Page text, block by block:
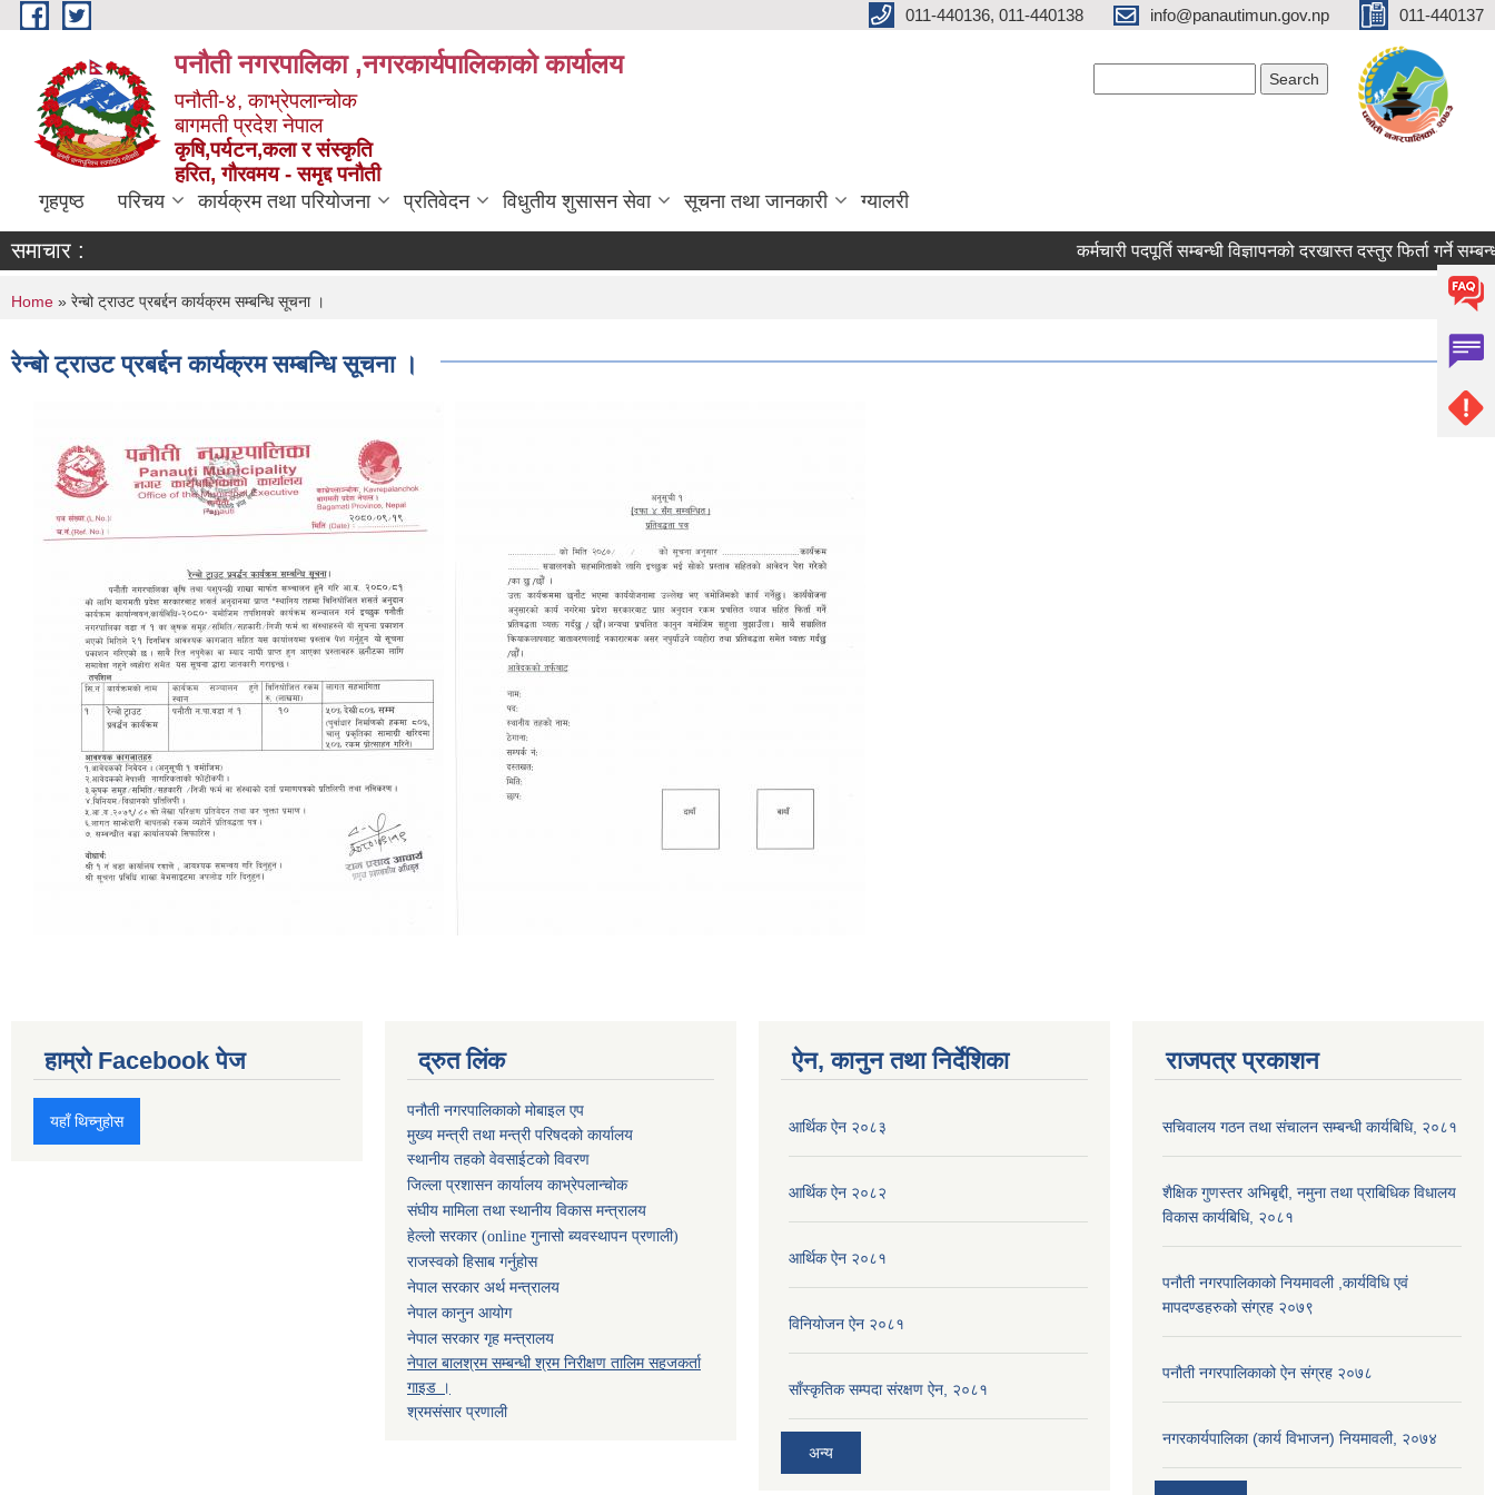
Skip to main content 011-440136, 011-440138 info@panautimun.gov.np 011-440137
पनौती नगरपालिका ,नगरकार्यपालिकाको कार्यालय
पनौती-४, काभ्रेपलान्चोक
बागमती प्रदेश नेपाल
कृषि,पर्यटन,कला र संस्कृति
हरित, गौरवमय - समृद्द पनौती
गृहपृष्ठ परिचय कार्यक्रम तथा परियोजना प्रतिवेदन विधुतीय शुसासन सेवा सूचना तथा जानकारी ग्यालरी
समाचार : कर्मचारी पदपूर्ति सम्बन्धी विज्ञापनको दरखास्त दस्तुर फिर्ता गर्ने
You are here
Home » रेन्बो ट्राउट प्रबर्द्दन कार्यक्रम सम्बन्धि सूचना ।
रेन्बो ट्राउट प्रबर्द्दन कार्यक्रम सम्बन्धि सूचना ।
हाम्रो Facebook पेज
यहाँ थिच्नुहोस
द्रुत लिंक
पनौती नगरपालिकाको मोबाइल एप
मुख्य मन्त्री तथा मन्त्री परिषदको कार्यालय
स्थानीय तहको वेवसाईटको विवरण
जिल्ला प्रशासन कार्यालय काभ्रेपलान्चोक
संघीय मामिला तथा स्थानीय विकास मन्त्रालय
हेल्लो सरकार (online गुनासो ब्यवस्थापन प्रणाली)
राजस्वको हिसाब गर्नुहोस
नेपाल सरकार अर्थ मन्त्रालय
नेपाल कानुन आयोग
नेपाल सरकार गृह मन्त्रालय
नेपाल बालश्रम सम्बन्धी श्रम निरीक्षण तालिम सहजकर्ता
गाइड ।
श्रमसंसार प्रणाली
ऐन, कानुन तथा निर्देशिका
आर्थिक ऐन २०८३
आर्थिक ऐन २०८२
आर्थिक ऐन २०८१
विनियोजन ऐन २०८१
साँस्कृतिक सम्पदा संरक्षण ऐन, २०८१
अन्य
राजपत्र प्रकाशन
सचिवालय गठन तथा संचालन सम्बन्धी कार्यबिधि, २०८१
शैक्षिक गुणस्तर अभिबृद्दी, नमुना तथा प्राबिधिक विधालय
विकास कार्यबिधि, २०८१
पनौती नगरपालिकाको नियमावली ,कार्यविधि एवं
मापदण्डहरुको संग्रह २०७९
पनौती नगरपालिकाको ऐन संग्रह २०७८
नगरकार्यपालिका (कार्य विभाजन) नियमावली, २०७४